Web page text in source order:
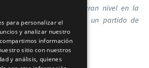
están rindiendo a un gran nivel en la
el otro día realizaron un partido de
el resto del equipo”.
para personalizar el
y analizar nuestro
información
sitio con nuestros
y análisis, quienes